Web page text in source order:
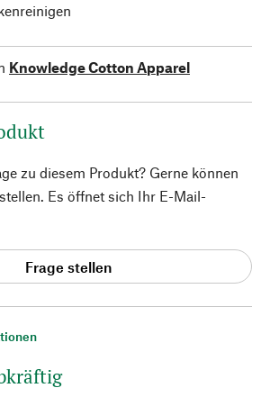
Knowledge Cotton Apparel
zu diesem Produkt? Gerne können
Es öffnet sich Ihr E-Mail-
Frage stellen